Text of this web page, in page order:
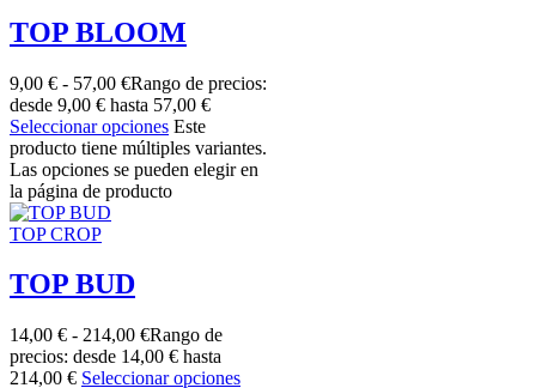
TOP BLOOM
9,00 € - 57,00 €Rango de precios:
desde 9,00 € hasta 57,00 €
Seleccionar opciones Este
producto tiene múltiples variantes.
Las opciones se pueden elegir en
la página de producto
TOP CROP
TOP BUD
14,00 € - 214,00 €Rango de
precios: desde 14,00 € hasta
214,00 € Seleccionar opciones